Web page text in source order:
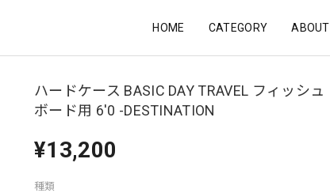
HOME CATEGORY ABOUT
ハードケース BASIC DAY TRAVEL フィッシュ
ボード用 6'0 -DESTINATION
¥13,200
種類